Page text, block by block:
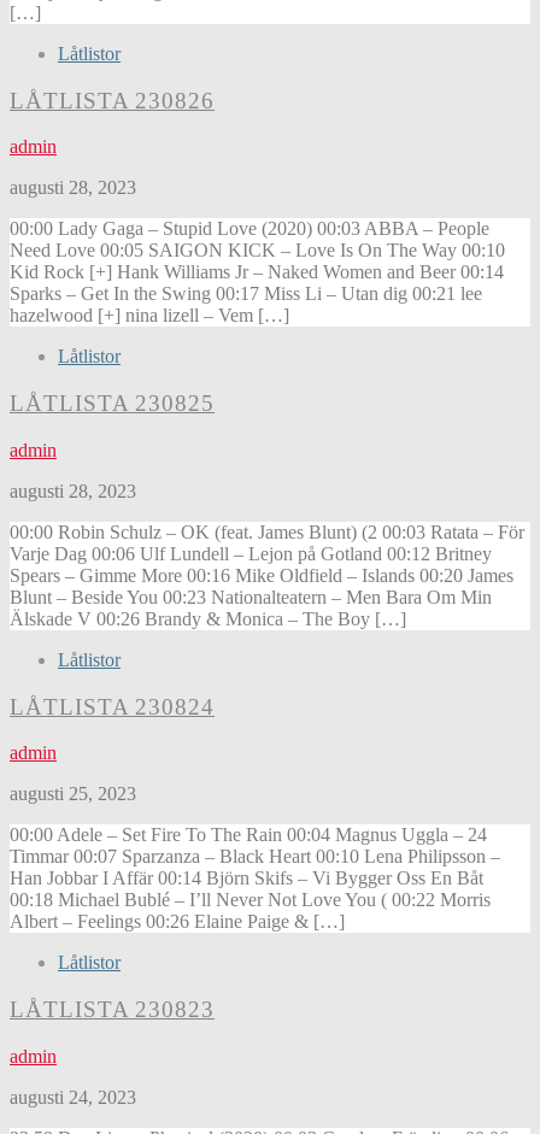
[…]
Låtlistor
LÅTLISTA 230826
admin
augusti 28, 2023
00:00 Lady Gaga – Stupid Love (2020) 00:03 ABBA – People
Need Love 00:05 SAIGON KICK – Love Is On The Way 00:10
Kid Rock [+] Hank Williams Jr – Naked Women and Beer 00:14
Sparks – Get In the Swing 00:17 Miss Li – Utan dig 00:21 lee
hazelwood [+] nina lizell – Vem […]
Låtlistor
LÅTLISTA 230825
admin
augusti 28, 2023
00:00 Robin Schulz – OK (feat. James Blunt) (2 00:03 Ratata – För
Varje Dag 00:06 Ulf Lundell – Lejon på Gotland 00:12 Britney
Spears – Gimme More 00:16 Mike Oldfield – Islands 00:20 James
Blunt – Beside You 00:23 Nationalteatern – Men Bara Om Min
Älskade V 00:26 Brandy & Monica – The Boy […]
Låtlistor
LÅTLISTA 230824
admin
augusti 25, 2023
00:00 Adele – Set Fire To The Rain 00:04 Magnus Uggla – 24
Timmar 00:07 Sparzanza – Black Heart 00:10 Lena Philipsson –
Han Jobbar I Affär 00:14 Björn Skifs – Vi Bygger Oss En Båt
00:18 Michael Bublé – I’ll Never Not Love You ( 00:22 Morris
Albert – Feelings 00:26 Elaine Paige & […]
Låtlistor
LÅTLISTA 230823
admin
augusti 24, 2023